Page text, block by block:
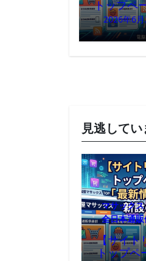
トップペ
新情報ペ
知らせ
2026年6
見逃してい
マサックス
全日本通
【サイト
トップペ